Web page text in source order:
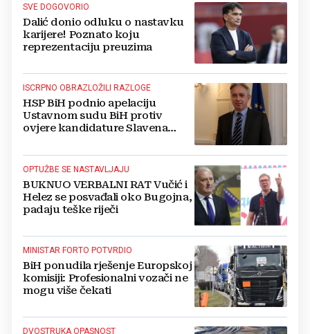
SVE DOGOVORIO
Dalić donio odluku o nastavku
karijere! Poznato koju
reprezentaciju preuzima
ISCRPNO OBRAZLOŽILI RAZLOGE
HSP BiH podnio apelaciju
Ustavnom sudu BiH protiv
ovjere kandidature Slavena
OPTUŽBE SE NASTAVLJAJU
BUKNUO VERBALNI RAT Vučić i
Helez se posvađali oko Bugojna,
padaju teške riječi
MINISTAR FORTO POTVRDIO
BiH ponudila rješenje Europskoj
komisiji: Profesionalni vozači ne
mogu više čekati
DVOSTRUKA OPASNOST